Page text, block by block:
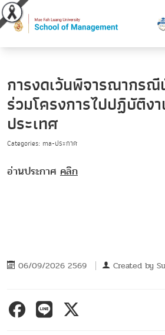
การงดเว้นพิจารณากรณี
ร่วมโครงการไปปฏิบัติง
ประเทศ
Categories: ma-ประกาศ
อ่านประกาศ คลิก
06/09/2026 2569 Created by